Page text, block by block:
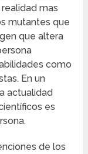
mas
mutantes que
que altera
como
En un
actualidad
es
de los